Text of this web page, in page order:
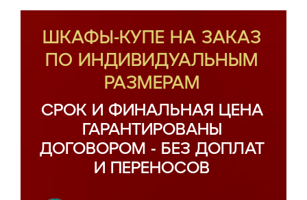
ШКАФЫ-КУПЕ НА ЗАКАЗ
ПО ИНДИВИДУАЛЬНЫМ
РАЗМЕРАМ
СРОК И ФИНАЛЬНАЯ ЦЕНА
ГАРАНТИРОВАНЫ
ДОГОВОРОМ - БЕЗ ДОПЛАТ
И ПЕРЕНОСОВ